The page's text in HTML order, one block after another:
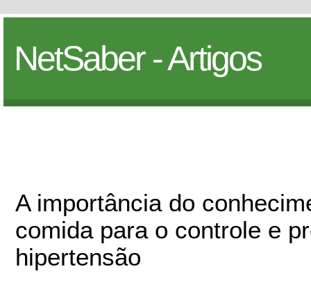
NetSaber - Artigos
A importância do
comida para o controle e
hipertensão